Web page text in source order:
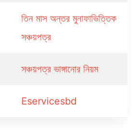
তিন মাস অন্তর মুনাফাভিত্তিক
সঞ্চয়পত্র
সঞ্চয়পত্র ভাঙ্গানোর নিয়ম
Eservicesbd